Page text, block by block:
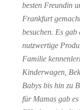
besten Freundin
Frankfurt
besuchen. Es
nutzwertige
Familie
Kinderwagen,
Babys bis hin zu
für Mamas gab